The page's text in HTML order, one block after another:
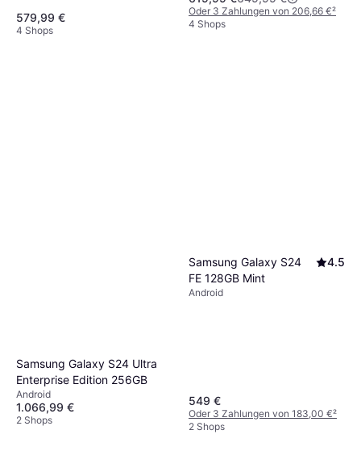
579,99 €
4 Shops
Oder 3 Zahlungen von 206,66 €²
4 Shops
Samsung Galaxy S24 Ultra
Enterprise Edition 256GB
Android
1.066,99 €
2 Shops
Samsung Galaxy S24
FE 128GB Mint
4.5
Android
549 €
Oder 3 Zahlungen von 183,00 €²
2 Shops